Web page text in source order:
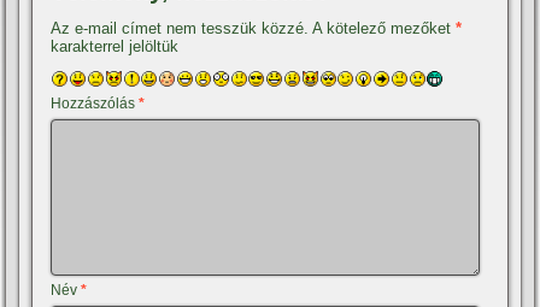
Az e-mail címet nem tesszük közzé. A kötelező mezőket*
karakterrel jelöltük
Hozzászólás*
Név*